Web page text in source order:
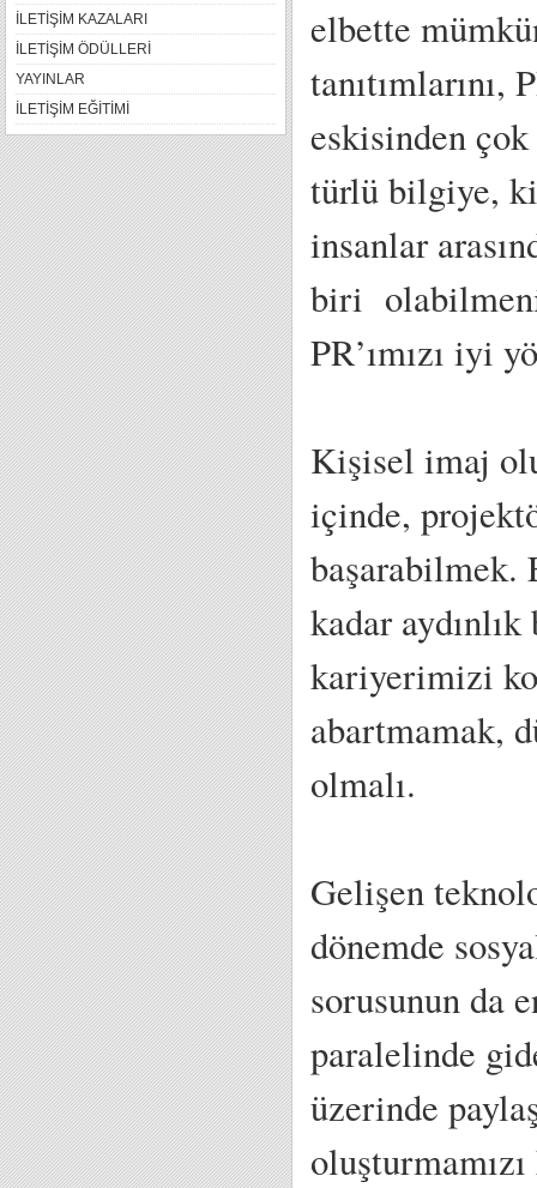
elbette
tanıtımlarını,
eskisinden
türlü bilgiye,
insanlar
biri
PR’ımızı iyi
Kişisel imaj
içinde,
başarabilmek.
kadar
kariyerimizi
abartmamak,
olmalı.
Gelişen
dönemde
sorusunun da
paralelinde
üzerinde
İLETİŞİM KAZALARI
İLETİŞİM ÖDÜLLERİ
YAYINLAR
İLETİŞİM EĞİTİMİ